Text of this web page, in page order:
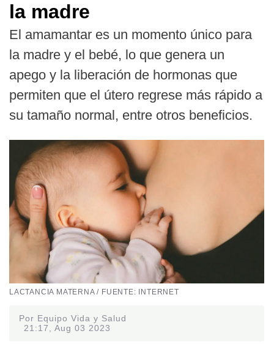
la madre
El amamantar es un momento único para
la madre y el bebé, lo que genera un
apego y la liberación de hormonas que
permiten que el útero regrese más rápido a
su tamaño normal, entre otros beneficios.
LACTANCIA MATERNA / FUENTE: INTERNET
Por Equipo Vida y Salud
21:17, Aug 03 2023